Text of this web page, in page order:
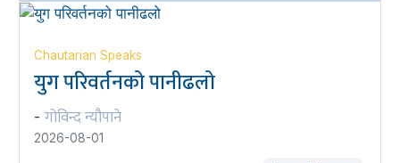
Chautarian Speaks
युग परिवर्तनको पानीढलो
- गोविन्द न्यौपाने
2026-08-01